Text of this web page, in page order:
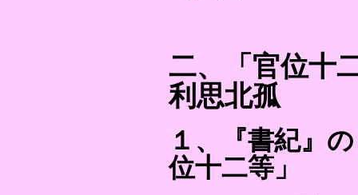
二、「官位十
利思北孤
１、『書紀』
位十二等」